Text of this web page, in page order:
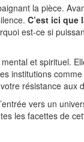
la pièce.
C’est ici que
est-ce si
et spirituel.
institutions
résistance aux
vers un
les facettes de